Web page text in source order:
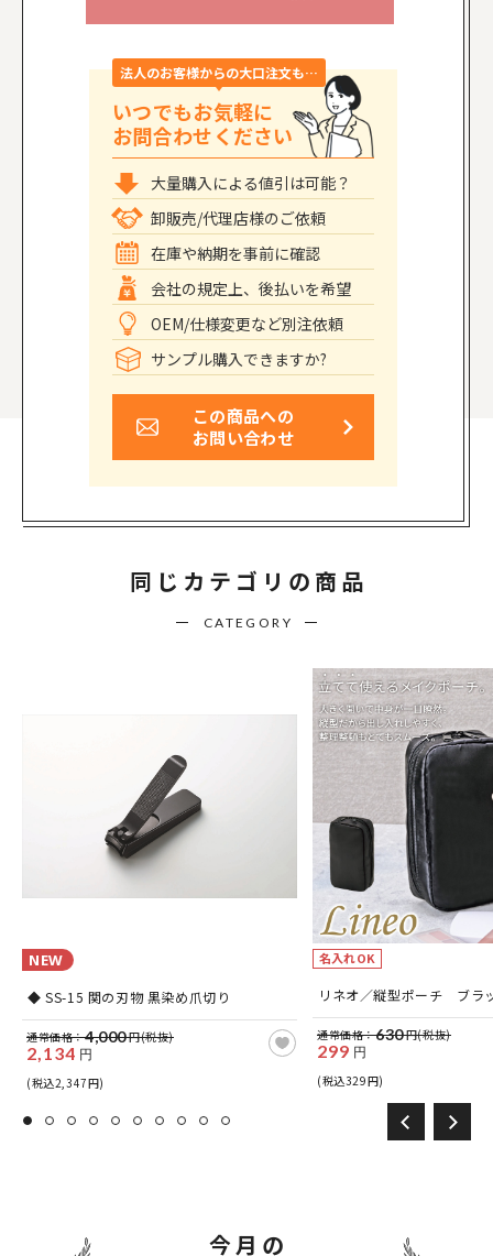
法人のお客様からの大口注文も…
いつでもお気軽に
お問合わせください
大量購入による値引は可能？
卸販売/代理店様のご依頼
在庫や納期を事前に確認
会社の規定上、後払いを希望
OEM/仕様変更など別注依頼
サンプル購入できますか?
この商品への
お問い合わせ
同じカテゴリの商品
CATEGORY
NEW
◆ SS-15 関の刃物 黒染め爪切り
通常価格：4,000円(税抜)
2,134 円
(税込2,347円)
名入れOK
リネオ／縦型ポーチ ブラ
通常価格：630円(税抜)
299 円
(税込329円)
今月の